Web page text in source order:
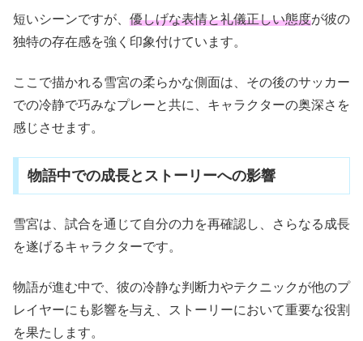
短いシーンですが、 優しげな表情と礼儀正しい態度が彼の
独特の存在感を強く印象付けています。
ここで描かれる雪宮の柔らかな側面は、その後のサッカー
での冷静で巧みなプレーと共に、キャラクターの奥深さを
感じさせます。
物語中での成長とストーリーへの影響
雪宮は、試合を通じて自分の力を再確認し、さらなる成長
を遂げるキャラクターです。
物語が進む中で、彼の冷静な判断力やテクニックが他のプ
レイヤーにも影響を与え、ストーリーにおいて重要な役割
を果たします。